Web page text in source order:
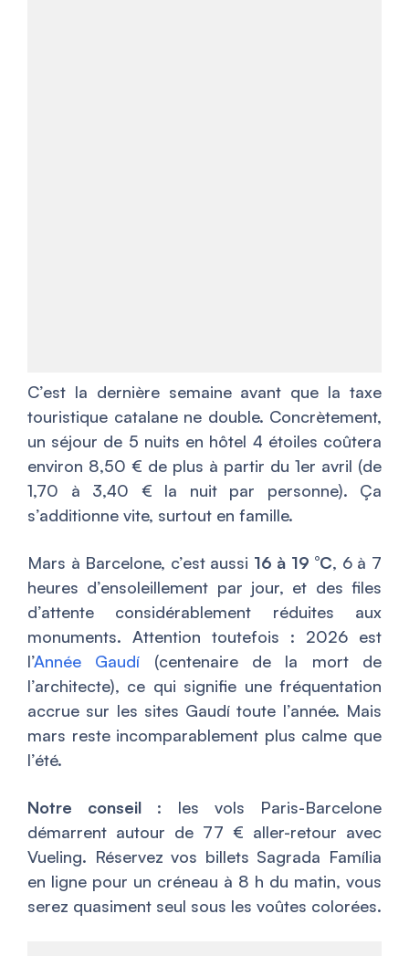
C’est la dernière semaine avant que la taxe
touristique catalane ne double. Concrètement,
un séjour de 5 nuits en hôtel 4 étoiles coûtera
environ 8,50 € de plus à partir du 1er avril (de
1,70 à 3,40 € la nuit par personne). Ça
s’additionne vite, surtout en famille.
Mars à Barcelone, c’est aussi 16 à 19 °C, 6 à 7
heures d’ensoleillement par jour, et des files
d’attente considérablement réduites aux
monuments. Attention toutefois : 2026 est
l’Année Gaudí (centenaire de la mort de
l’architecte), ce qui signifie une fréquentation
accrue sur les sites Gaudí toute l’année. Mais
mars reste incomparablement plus calme que
l’été.
Notre conseil : les vols Paris-Barcelone
démarrent autour de 77 € aller-retour avec
Vueling. Réservez vos billets Sagrada Família
en ligne pour un créneau à 8 h du matin, vous
serez quasiment seul sous les voûtes colorées.